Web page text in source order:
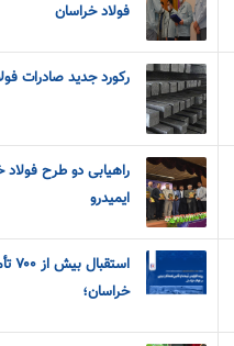
فولاد خراسان
رکورد جدید صادرات
راهیابی دو طرح
ایمیدرو
خراسان؛